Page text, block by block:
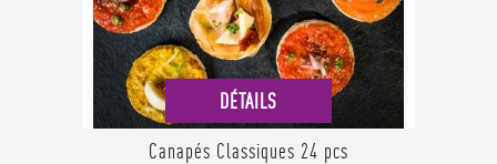
DÉTAILS
Canapés Classiques 24 pcs